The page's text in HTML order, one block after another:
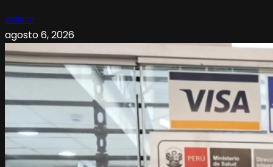
admin
agosto 6, 2026